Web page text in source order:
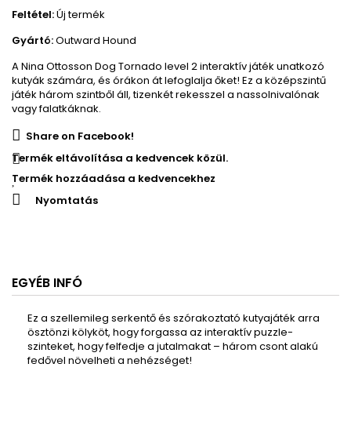
Feltétel:Új termék
Gyártó:Outward Hound
A Nina Ottosson Dog Tornado level 2 interaktív játék unatkozó
kutyák számára, és órákon át lefoglalja őket! Ez a középszintű
játék három szintből áll, tizenkét rekesszel a nassolnivalónak
vagy falatkáknak.
Share on Facebook!
Termék eltávolítása a kedvencek közül.
Termék hozzáadása a kedvencekhez
Nyomtatás
EGYÉB INFÓ
Ez a szellemileg serkentő és szórakoztató kutyajáték arra
ösztönzi kölyköt, hogy forgassa az interaktív puzzle-
szinteket, hogy felfedje a jutalmakat – három csont alakú
fedővel növelheti a nehézséget!